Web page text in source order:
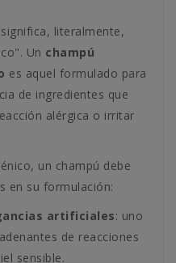
significa, literalmente,
Un champú
es aquel formulado para
de ingredientes que
alérgica o irritar
un champú debe
en su formulación:
artificiales: uno
de reacciones
sensible.